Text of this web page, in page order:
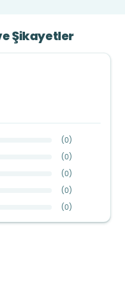
Şikayetler
(0)
(0)
(0)
(0)
(0)